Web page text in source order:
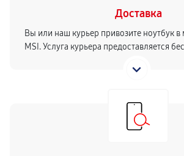
Доставка
Вы или наш курьер привозите ноутбук
MSI. Услуга курьера предоставляется